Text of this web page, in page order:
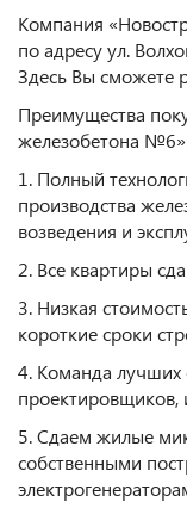
Компания
по адресу ул.
Здесь Вы сможете
Преимущества
железобетона
1. Полный
производства
возведения и
2. Все квартиры
3. Низкая
короткие сроки
4. Команда лучших
5. Сдаем жилые
собственными